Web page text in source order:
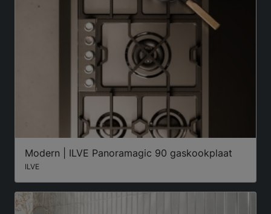
Modern | ILVE Panoramagic 90 gaskookplaat
ILVE